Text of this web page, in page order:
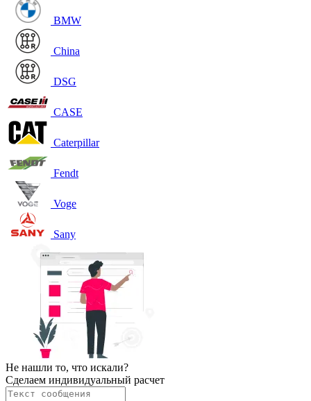
BMW
China
DSG
CASE
Caterpillar
Fendt
Voge
Sany
Не нашли то, что искали?
Сделаем индивидуальный расчет